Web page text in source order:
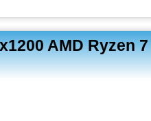
AMD Ryzen